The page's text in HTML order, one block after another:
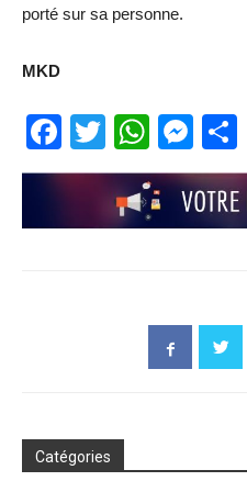
porté sur sa personne.
MKD
Facebook
Twitter
Catégories